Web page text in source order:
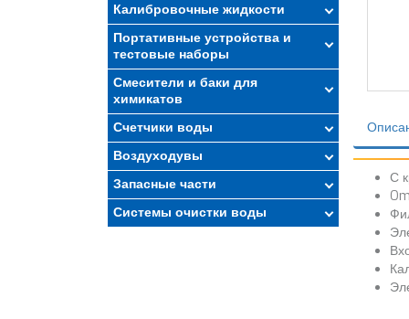
Калибровочные жидкости
Портативные устройства и
тестовые наборы
Смесители и баки для
химикатов
Счетчики воды
Воздуходувы
Запасные части
Системы очистки воды
С